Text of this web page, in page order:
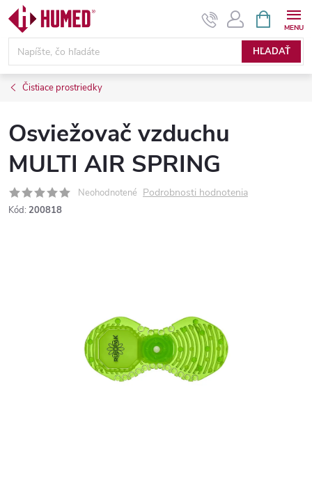
Prejsť
obsah
HĽADAŤ
KOŠÍK
Čistiace prostriedky
Osviežovač vzduchu
MULTI AIR SPRING
Neohodnotené Podrobnosti hodnotenia
Kód: 200818